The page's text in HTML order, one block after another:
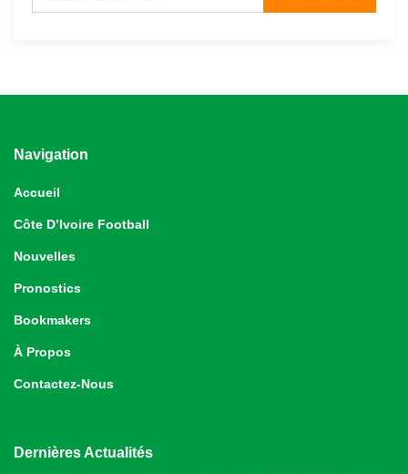
Navigation
Accueil
Côte D’Ivoire Football
Nouvelles
Pronostics
Bookmakers
À Propos
Contactez-Nous
Dernières Actualités